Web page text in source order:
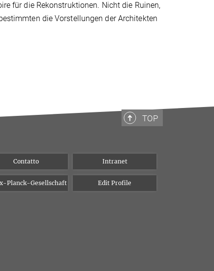
für die Rekonstruktionen. Nicht die Ruinen,
die Vorstellungen der Architekten
TOP
Contatto Intranet
Planck-Gesellschaft Edit Profile